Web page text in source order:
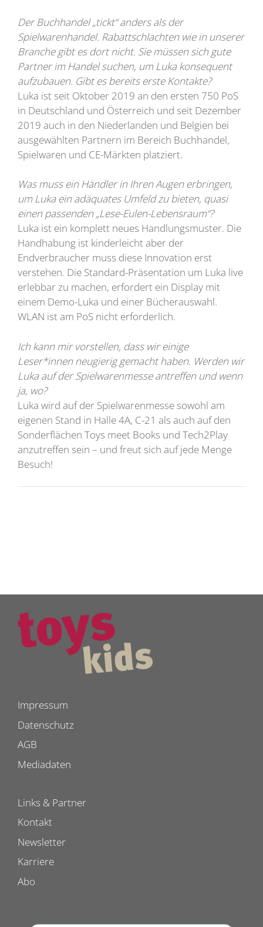
Der Buchhandel „tickt“ anders als der
Spielwarenhandel. Rabattschlachten wie in unserer
Branche gibt es dort nicht. Sie müssen sich gute
Partner im Handel suchen, um Luka konsequent
aufzubauen. Gibt es bereits erste Kontakte?
Luka ist seit Oktober 2019 an den ersten 750 PoS
in Deutschland und Österreich und seit Dezember
2019 auch in den Niederlanden und Belgien bei
ausgewählten Partnern im Bereich Buchhandel,
Spielwaren und CE-Märkten platziert.
Was muss ein Händler in Ihren Augen erbringen,
um Luka ein adäquates Umfeld zu bieten, quasi
einen passenden „Lese-Eulen-Lebensraum“?
Luka ist ein komplett neues Handlungsmuster. Die
Handhabung ist kinderleicht aber der
Endverbraucher muss diese Innovation erst
verstehen. Die Standard-Präsentation um Luka live
erlebbar zu machen, erfordert ein Display mit
einem Demo-Luka und einer Bücherauswahl.
WLAN ist am PoS nicht erforderlich.
Ich kann mir vorstellen, dass wir einige
Leser*innen neugierig gemacht haben. Werden wir
Luka auf der Spielwarenmesse antreffen und wenn
ja, wo?
Luka wird auf der Spielwarenmesse sowohl am
eigenen Stand in Halle 4A, C-21 als auch auf den
Sonderflächen Toys meet Books und Tech2Play
anzutreffen sein – und freut sich auf jede Menge
Besuch!
Impressum
Datenschutz
AGB
Mediadaten
Links & Partner
Kontakt
Newsletter
Karriere
Abo